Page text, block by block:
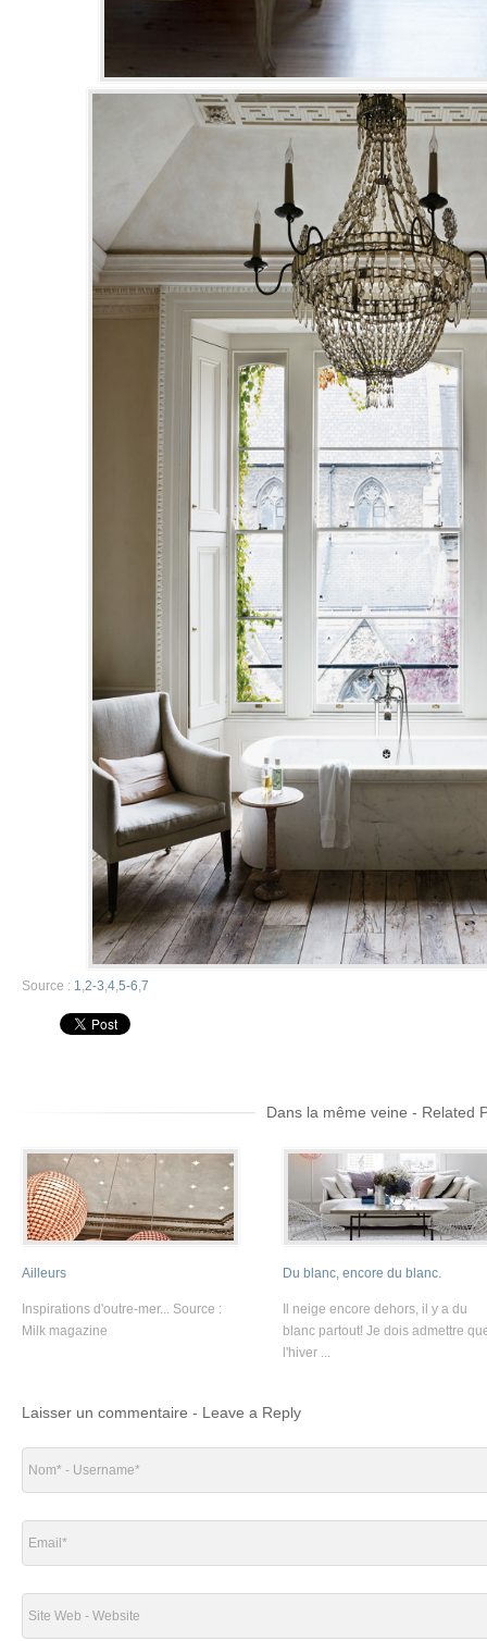
Source : 1,2-3,4,5-6,7
Dans la même veine - Related
Ailleurs
Inspirations d'outre-mer... Source :
Milk magazine
Du blanc, encore du blanc.
Il neige encore dehors, il y a du
blanc partout! Je dois admettre
l'hiver ...
Laisser un commentaire - Leave a Reply